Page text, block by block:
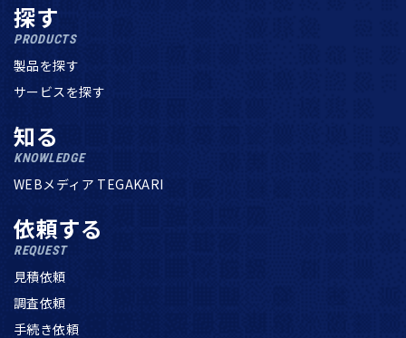
探す
PRODUCTS
製品を探す
サービスを探す
知る
KNOWLEDGE
WEBメディア TEGAKARI
依頼する
REQUEST
見積依頼
調査依頼
手続き依頼